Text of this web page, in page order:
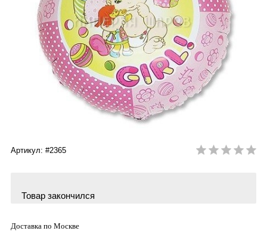
Артикул: #2365
Товар закончился
Доставка по Москве